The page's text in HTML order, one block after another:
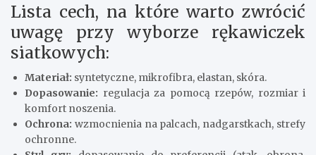
Lista cech, na które warto zwrócić
uwagę przy wyborze rękawiczek
siatkowych:
Materiał: syntetyczne, mikrofibra, elastan, skóra.
Dopasowanie: regulacja za pomocą rzepów, rozmiar i
komfort noszenia.
Ochrona: wzmocnienia na palcach, nadgarstkach, strefy
ochronne.